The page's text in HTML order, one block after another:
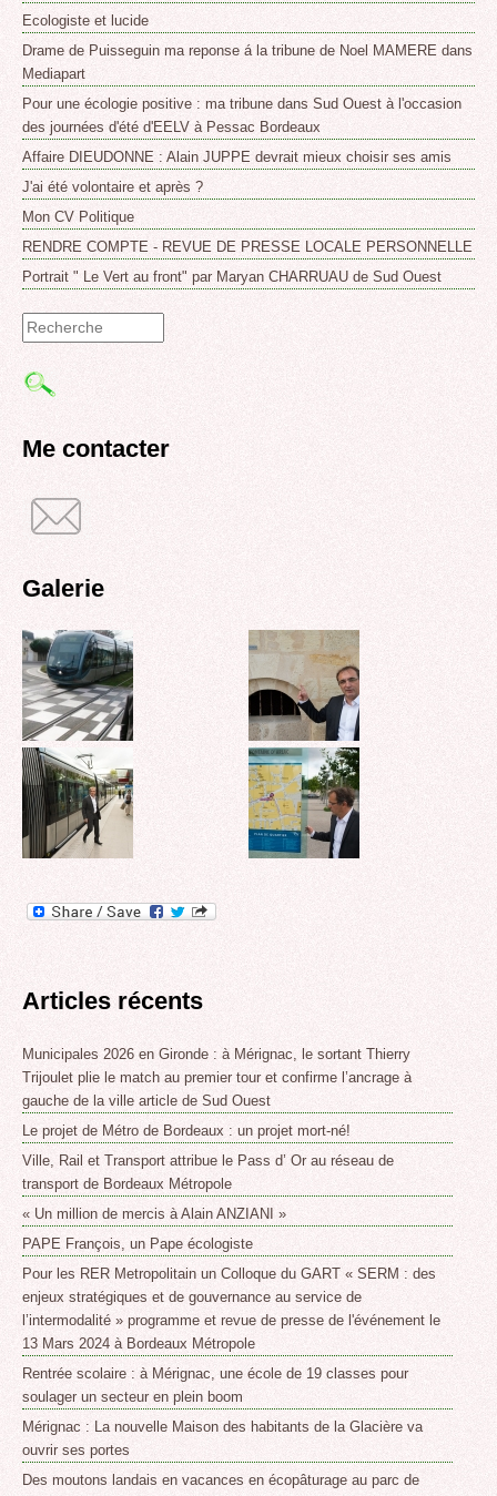
Ecologiste et lucide
Drame de Puisseguin ma reponse á la tribune de Noel MAMERE dans
Mediapart
Pour une écologie positive : ma tribune dans Sud Ouest à l'occasion
des journées d'été d'EELV à Pessac Bordeaux
Affaire DIEUDONNE : Alain JUPPE devrait mieux choisir ses amis
J'ai été volontaire et après ?
Mon CV Politique
RENDRE COMPTE - REVUE DE PRESSE LOCALE PERSONNELLE
Portrait " Le Vert au front" par Maryan CHARRUAU de Sud Ouest
de
Me contacter
Galerie
Articles récents
Municipales 2026 en Gironde : à Mérignac, le sortant Thierry
Trijoulet plie le match au premier tour et confirme l’ancrage à
gauche de la ville article de Sud Ouest
Le projet de Métro de Bordeaux : un projet mort-né!
Ville, Rail et Transport attribue le Pass d’ Or au réseau de
transport de Bordeaux Métropole
« Un million de mercis à Alain ANZIANI »
PAPE François, un Pape écologiste
Pour les RER Metropolitain un Colloque du GART « SERM : des
enjeux stratégiques et de gouvernance au service de
l’intermodalité » programme et revue de presse de l'événement le
13 Mars 2024 à Bordeaux Métropole
Rentrée scolaire : à Mérignac, une école de 19 classes pour
soulager un secteur en plein boom
Mérignac : La nouvelle Maison des habitants de la Glacière va
ouvrir ses portes
Des moutons landais en vacances en écopâturage au parc de